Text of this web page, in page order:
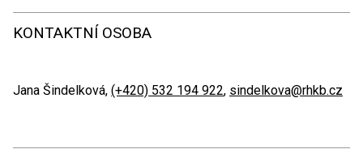
KONTAKTNÍ OSOBA
Jana Šindelková, (+420) 532 194 922, sindelkova@rhkb.cz